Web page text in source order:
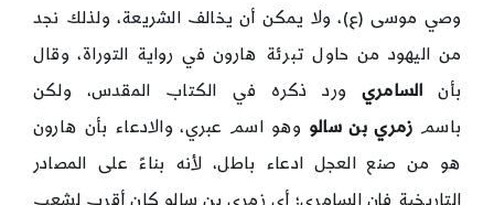
وصي موسى (ع)، ولا يمكن أن يخالف الشريعة، ولذلك نجد
من اليهود من حاول تبرئة هارون في رواية التوراة، وقال
بأن
السامري ورد ذكره في الكتاب المقدس، ولكن
باسم زمري بن سالو وهو اسم عبري، والادعاء بأن هارون
هو من صنع العجل ادعاء باطل، لأنه بناءً على المصادر
التاريخية فإن السامري؛ أي زمري بن سالو كان أقرب لشعب